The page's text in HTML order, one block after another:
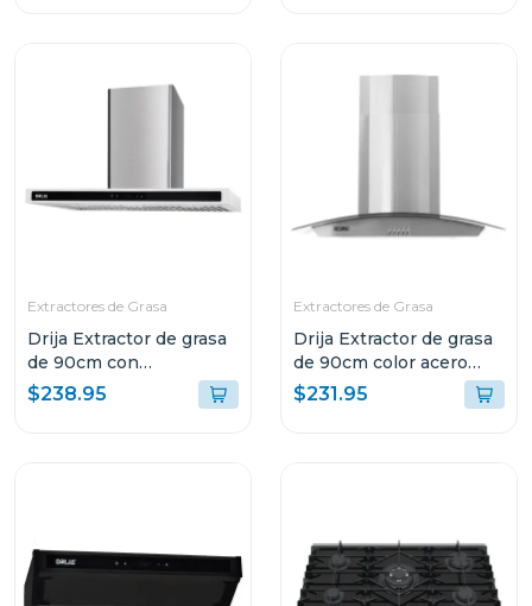
Extractores de Grasa
Drija Extractor de grasa
de 90cm con
iluminacion led quadrato
90
$238.95
Extractores de Grasa
Drija Extractor de grasa
de 90cm color acero
galaxy 90
$231.95